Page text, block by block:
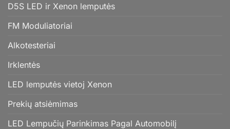
D5S LED ir Xenon lemputės
FM Moduliatoriai
Alkotesteriai
Irklentės
LED lemputės vietoj Xenon
Prekių atsiėmimas
LED Lempučių Parinkimas Pagal Automobilį